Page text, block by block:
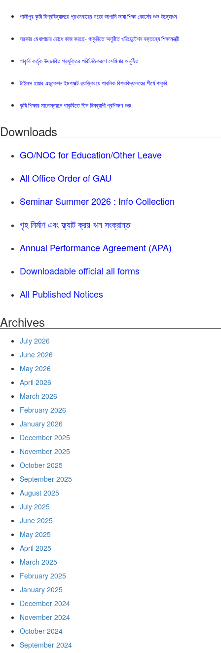
গাজীপুর কৃষি বিশ্ববিদ্যালয়ে প্রথমবারের মতো জাপানি ভাষা শিক্ষা কোর্সের শুভ উদ্বোধন
সরকার মেধাপাচার রোধে কাজ করছে- গাকৃবিতে অনুষ্ঠিত ওরিয়েন্টেশন বক্তব্যে শিক্ষামন্ত্রী
গাকৃবি কর্তৃক উদ্ভাবিত প্রযুক্তির পরিচিতিকরণে সেমিনার অনুষ্ঠিত
টাইমস হায়ার এডুকেশন ইমপ্যাক্ট র‍্যাঙ্কিংয়ে পাবলিক বিশ্ববিদ্যালয়ের শীর্ষে গাকৃবি
কৃষি শিক্ষার মানোন্নয়নে গাকৃবিতে তিন দিনব্যাপী প্রশিক্ষণ শুরু
Downloads
GO/NOC for Education/Other Leave
All Office Order of GAU
Seminar Summer 2026 : Info Collection
গৃহ নির্মাণ এবং ফ্ল্যাট ক্রয় ঋন সংক্রান্ত
Annual Performance Agreement (APA)
Downloadable official all forms
All Published Notices
Archives
July 2026
June 2026
May 2026
April 2026
March 2026
February 2026
January 2026
December 2025
November 2025
October 2025
September 2025
August 2025
July 2025
June 2025
May 2025
April 2025
March 2025
February 2025
January 2025
December 2024
November 2024
October 2024
September 2024